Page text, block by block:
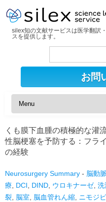
silex知の文献サービスは医学翻訳
スを提供します。
検
お問
くも膜下血腫の積極的な灌
性脳梗塞を予防する：フラ
の経験
Neurosurgery Summary - 脳動
療
DCI DIND ウロキナーゼ, 洗
裂 脳室 脳血管れん縮 ニモジ